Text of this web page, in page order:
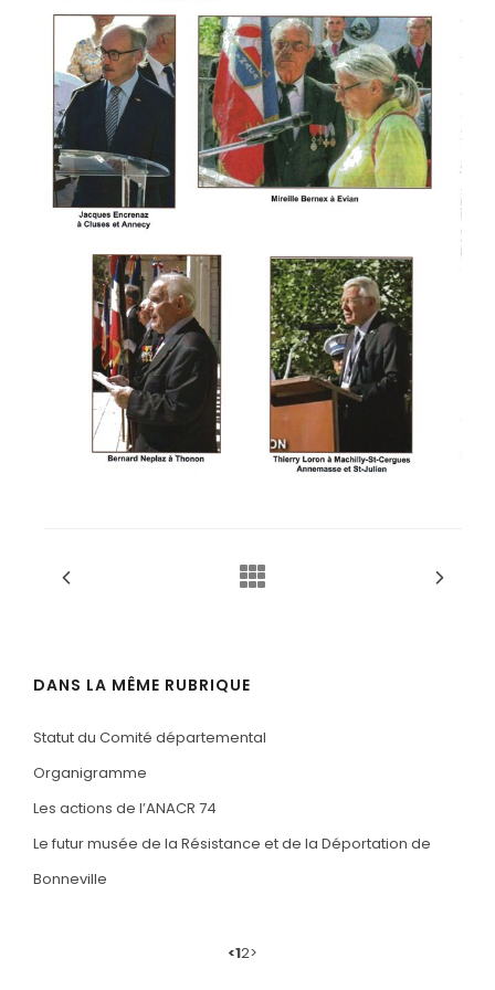
DANS LA MÊME RUBRIQUE
Statut du Comité départemental
Organigramme
Les actions de l’ANACR 74
Le futur musée de la Résistance et de la Déportation de
Bonneville
<12>